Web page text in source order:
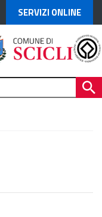
SERVIZI ONLINE